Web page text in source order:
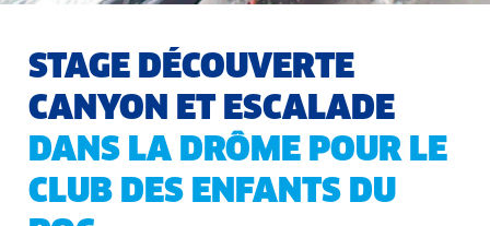
STAGE DÉCOUVERTE
CANYON ET ESCALADE
DANS LA DRÔME POUR LE
CLUB DES ENFANTS DU